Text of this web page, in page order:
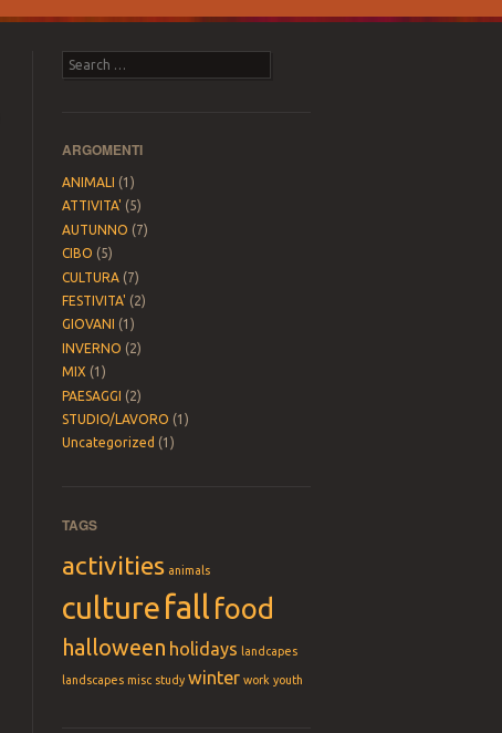
Search
ARGOMENTI
ANIMALI
(1)
ATTIVITA' (5)
AUTUNNO (7)
CIBO (5)
CULTURA (7)
FESTIVITA' (2)
GIOVANI
(1)
INVERNO (2)
MIX (1)
PAESAGGI (2)
STUDIO/LAVORO (1)
Uncategorized (1)
TAGS
activities animals
culturefall food
halloween holidays landcapes
landscapes misc study winter work youth